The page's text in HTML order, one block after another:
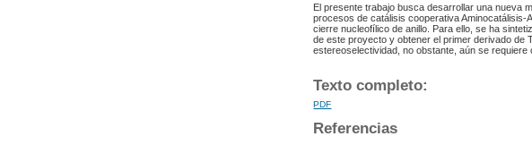
El presente trabajo busca desarrollar una nueva
procesos de catálisis cooperativa
cierre nucleofílico de anillo. Para ello, se ha
de este proyecto y obtener el primer derivado de
estereoselectividad, no obstante, aún se
Texto completo:
PDF
Referencias